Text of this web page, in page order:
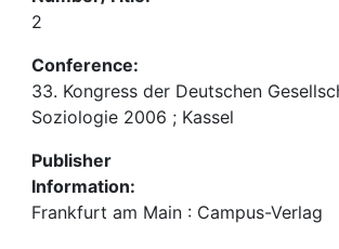
2
Conference:
33. Kongress der Deutschen
Soziologie 2006 ; Kassel
Publisher
Information:
Frankfurt am Main : Campus-Verlag